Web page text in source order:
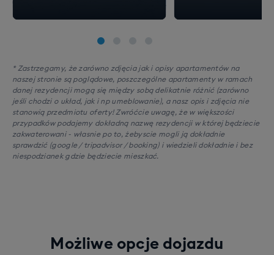
* Zastrzegamy, że zarówno zdjęcia jak i opisy apartamentów na
naszej stronie są poglądowe, poszczególne apartamenty w ramach
danej rezydencji mogą się między sobą delikatnie różnić (zarówno
jeśli chodzi o układ, jak i np umeblowanie), a nasz opis i zdjęcia nie
stanowią przedmiotu oferty! Zwróćcie uwagę, że w większości
przypadków podajemy dokładną nazwę rezydencji w której będziecie
zakwaterowani - własnie po to, żebyscie mogli ją dokładnie
sprawdzić (google / tripadvisor / booking) i wiedzieli dokładnie i bez
niespodzianek gdzie będziecie mieszkać.
Możliwe opcje dojazdu